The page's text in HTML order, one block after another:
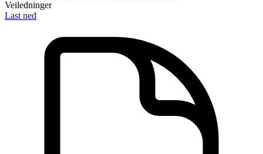
Veiledninger
Last ned